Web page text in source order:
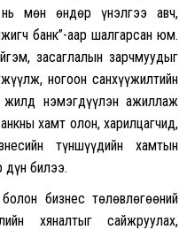
мөн өндөр үнэлгээ авч,
банк”-аар шалгарсан юм.
засаглалын зарчмуудыг
ногоон санхүүжилтийн
нэмэгдүүлэн ажиллаж
хамт олон, харилцагчид,
түншүүдийн хамтын
дүн билээ.
бизнес төлөвлөгөөний
хяналтыг сайжруулах,